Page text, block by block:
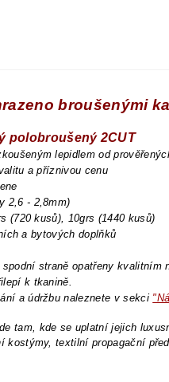
broušenými
polobroušený 2CUT
lepidlem od
a příznivou cenu
2,6 - 2,8mm)
(720 kusů), 10grs (1440 kusů)
a bytových doplňků
straně opatřeny
k tkanině.
a údržbu naleznete v sekci
tam, kde se uplatní jejich
kostýmy, textilní propagační